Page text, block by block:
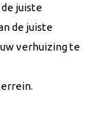
juiste
de juiste
verhuizing te